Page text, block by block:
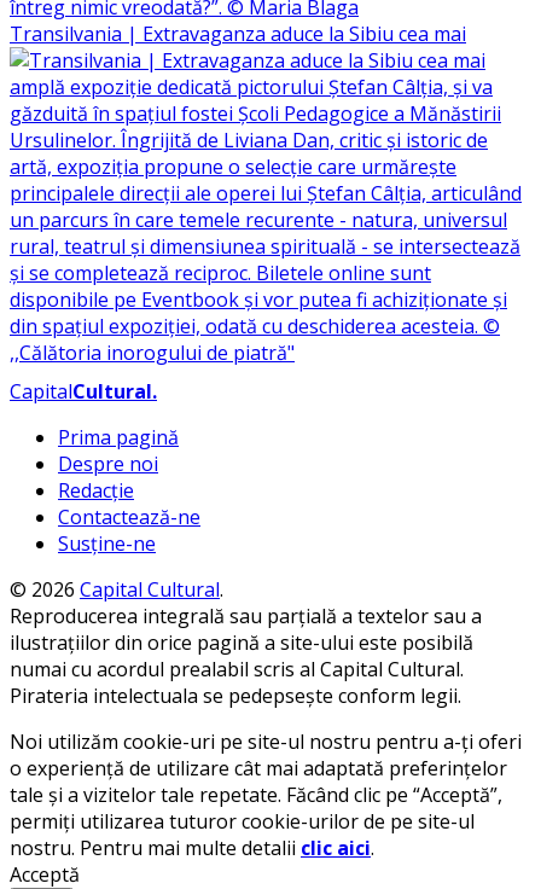
Transilvania | Extravaganza aduce la Sibiu cea mai
CapitalCultural.
Prima pagină
Despre noi
Redacție
Contactează-ne
Susține-ne
© 2026 Capital Cultural.
Reproducerea integrală sau parțială a textelor sau a
ilustrațiilor din orice pagină a site-ului este posibilă
numai cu acordul prealabil scris al Capital Cultural.
Pirateria intelectuala se pedepsește conform legii.
Noi utilizăm cookie-uri pe site-ul nostru pentru a-ți oferi
o experiență de utilizare cât mai adaptată preferințelor
tale și a vizitelor tale repetate. Făcând clic pe “Acceptă”,
permiți utilizarea tuturor cookie-urilor de pe site-ul
nostru. Pentru mai multe detalii clic aici.
Acceptă